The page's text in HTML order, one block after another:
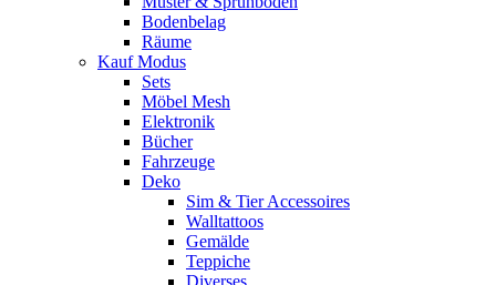
Bodenbelag
Räume
Kauf Modus
Sets
Möbel Mesh
Elektronik
Bücher
Fahrzeuge
Deko
Sim & Tier Accessoires
Walltattoos
Gemälde
Teppiche